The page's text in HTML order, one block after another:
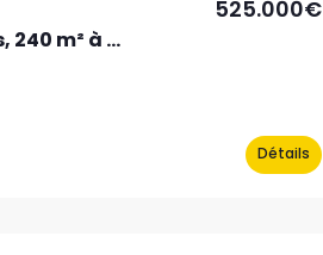
Maison de caractère , 8 pièces, 240 m² à NANCY
525.000€
Détails